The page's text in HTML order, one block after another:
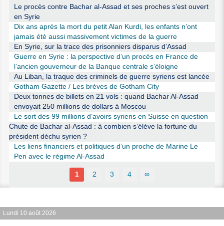
Le procès contre Bachar al-Assad et ses proches s’est ouvert
en Syrie
Dix ans après la mort du petit Alan Kurdi, les enfants n’ont
jamais été aussi massivement victimes de la guerre
En Syrie, sur la trace des prisonniers disparus d’Assad
Guerre en Syrie : la perspective d’un procès en France de
l’ancien gouverneur de la Banque centrale s’éloigne
Au Liban, la traque des criminels de guerre syriens est lancée
Gotham Gazette / Les brèves de Gotham City
Deux tonnes de billets en 21 vols : quand Bachar Al-Assad
envoyait 250 millions de dollars à Moscou
Le sort des 99 millions d’avoirs syriens en Suisse en question
Chute de Bachar al-Assad : à combien s’élève la fortune du
président déchu syrien ?
Les liens financiers et politiques d’un proche de Marine Le
Pen avec le régime Al-Assad
1 2 3 4 ∞
Lundi 10 août 2026